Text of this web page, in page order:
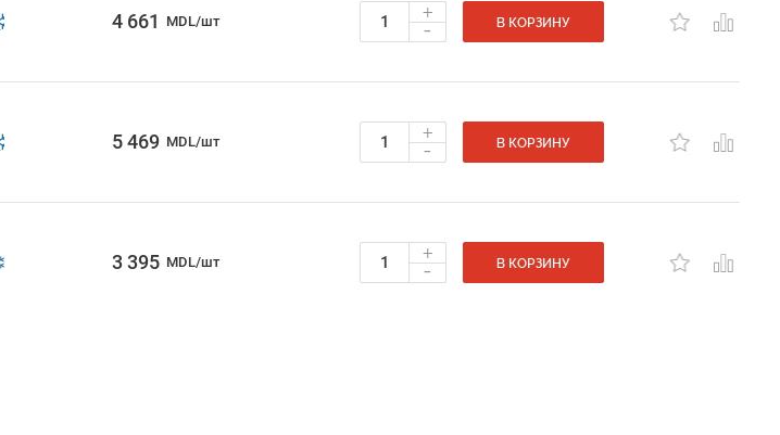
4 661 MDL/шт +
- В КОРЗИНУ
5 469 MDL/шт +
- В КОРЗИНУ
3 395 MDL/шт +
- В КОРЗИНУ